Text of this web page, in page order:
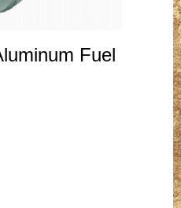
Fuel